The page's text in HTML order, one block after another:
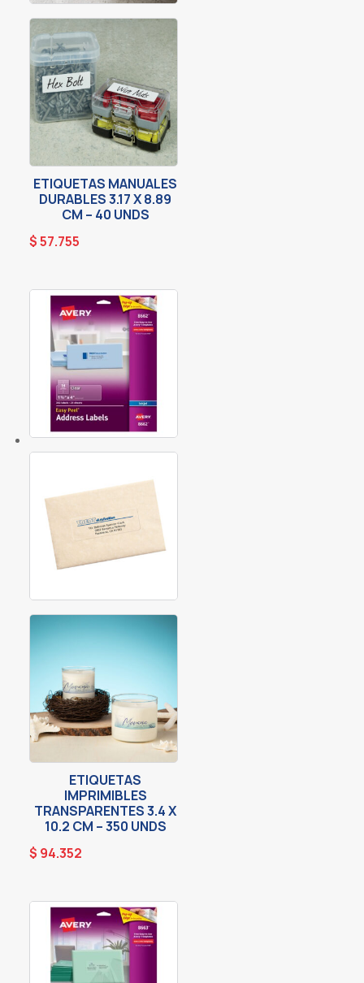
ETIQUETAS MANUALES
DURABLES 3.17 X 8.89
CM – 40 UNDS
$57.755
ETIQUETAS
IMPRIMIBLES
TRANSPARENTES 3.4 X
10.2 CM – 350 UNDS
$ 94.352